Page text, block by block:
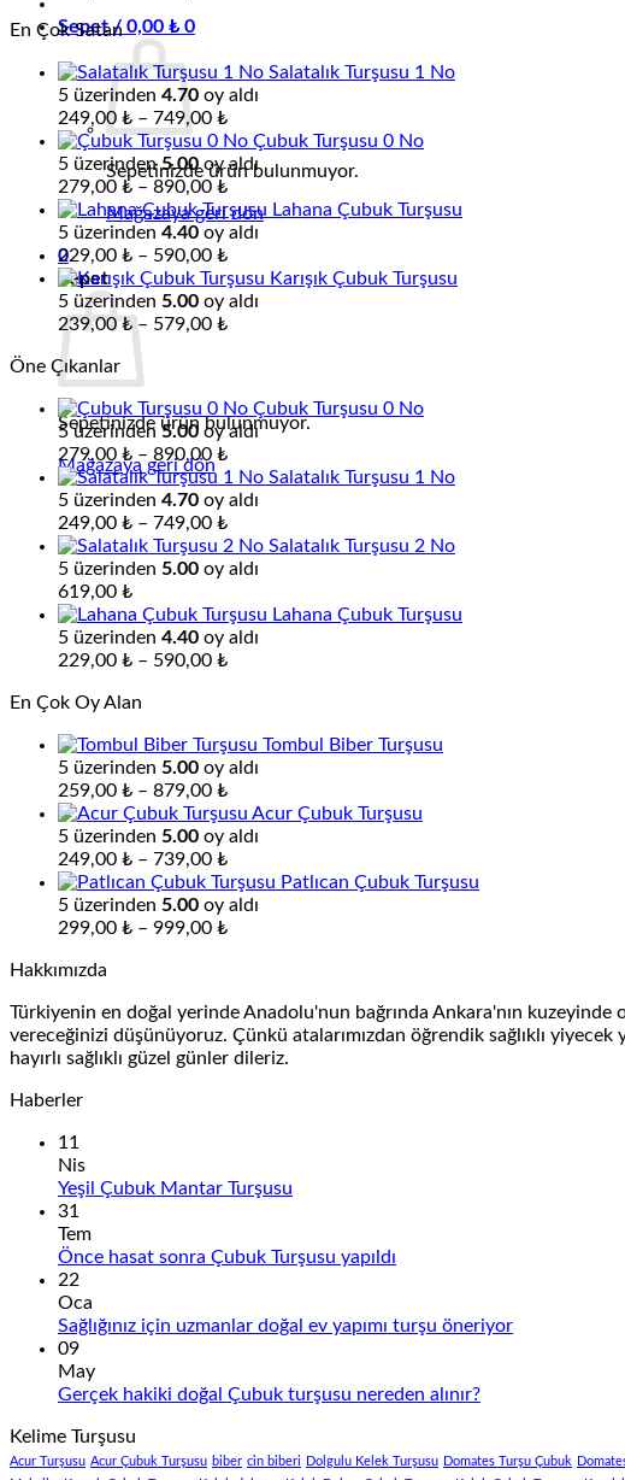
Sepet / 0,00 ₺ 0
Sepetinizde ürün bulunmuyor.
Mağazaya geri dön
0
Sepet
Sepetinizde ürün bulunmuyor.
Mağazaya geri dön
590,00 ₺
En Çok Satan
Salatalık Turşusu 1 No
5 üzerinden 4.70 oy aldı
249,00 ₺ – 749,00 ₺Fiyat
aralığı:
249,00 ₺
-
749,00 ₺
Çubuk Turşusu 0 No
5 üzerinden5.00oy aldı
279,00 ₺ – 890,00 ₺Fiyat
aralığı:
279,00 ₺
-
890,00 ₺
Lahana Çubuk Turşusu
5 üzerinden 4.40 oy aldı
229,00 ₺ – 590,00 ₺Fiyat
aralığı:
229,00 ₺
-
Karışık Çubuk Turşusu
5 üzerinden 5.00 oy aldı
239,00₺ – 579,00 ₺Fiyat
579,00 ₺
Öne Çıkanlar
Çubuk Turşusu 0 No
5 üzerinden 5.00 oy aldı
279,00 ₺ – 890,00 ₺Fiyat
aralığı:
279,00 ₺
-
890,00 ₺
Salatalık Turşusu 1 No
5 üzerinden 4.70 oy aldı
249,00 ₺ – 749,00 ₺Fiyat
aralığı:
249,00 ₺
749,00 ₺
Salatalık Turşusu 2 No
5 üzerinden 5.00 oy aldı
619,00 ₺
Lahana Çubuk Turşusu
5 üzerinden 4.40 oy aldı
229,00 ₺ – 590,00 ₺Fiyat
590,00 ₺
En Çok Oy Alan
Tombul Biber Turşusu
5 üzerinden 5.00 oy aldı
259,00 ₺ – 879,00 ₺Fiyat
aralığı:
259,00 ₺
-
879,00 ₺
Acur Çubuk Turşusu
5 üzerinden 5.00 oy aldı
249,00 ₺ – 739,00 ₺Fiyat
aralığı:
249,00 ₺
-
Patlıcan Çubuk Turşusu
5 üzerinden 5.00 oy aldı
299,00 ₺ – 999,00 ₺Fiyat
999,00 ₺
Hakkımızda
Türkiyenin en doğal yerinde Anadolu'nun bağrında Ankara'nın
vereceğinizi düşünüyoruz. Çünkü atalarımızdan öğrendik sağlıklı
hayırlı sağlıklı güzel günler dileriz.
Haberler
11
Nis
Yeşil Çubuk Mantar Turşusu
Çubuk
31
Tem
Önce hasat sonra Çubuk Turşusu yapıldı
hasat
Turşusu
22
Oca
Sağlığınız için uzmanlar doğal ev yapımı turşu öneriyorYorum
ev
09
May
Gerçek hakiki doğal Çubuk turşusu nereden alınır?Yorum
hakiki
Kelime Turşusu
Acur Turşusu Acur Çubuk Turşusu biber cin biberi Dolgulu Kelek Turşusu Domates Turşu Çubuk